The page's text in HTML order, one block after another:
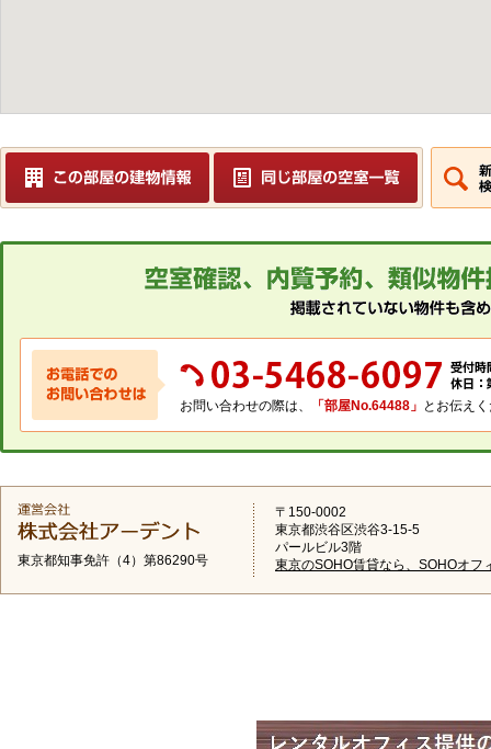
お問い合わせの際は、 「部屋No.64488」 とお伝え
東京都知事免許（4）第86290号
〒150-0002
東京都渋谷区渋谷3-15-5
パールビル3階
東京のSOHO賃貸なら、SOHOオフ